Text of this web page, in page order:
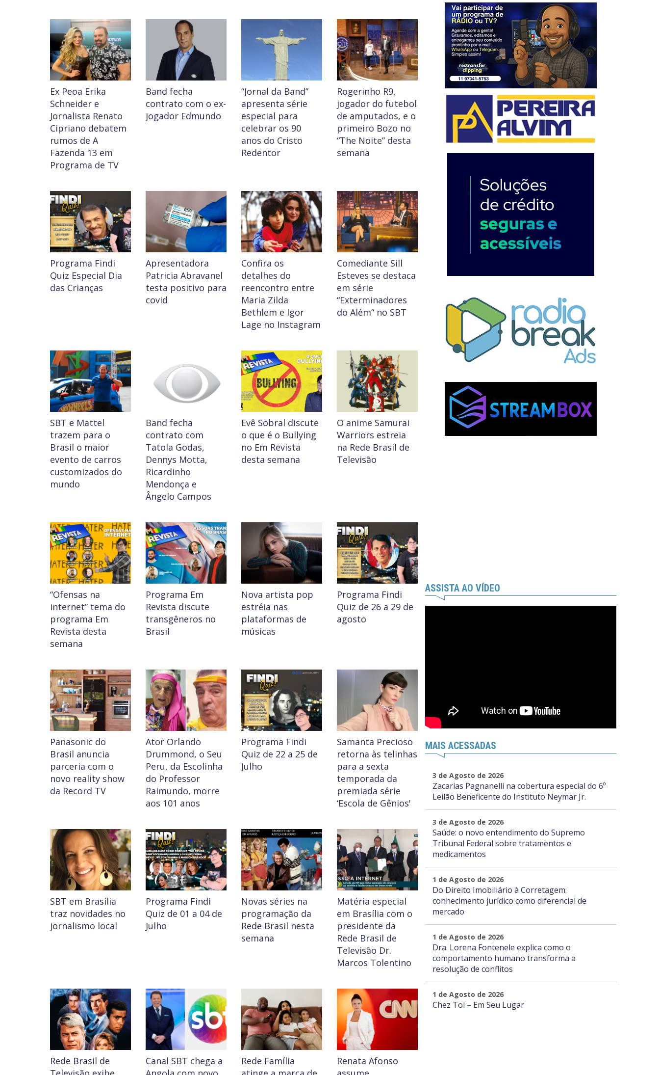
Ex Peoa Erika
Schneider e
Jornalista Renato
Cipriano debatem
rumos de A
Fazenda 13 em
Programa de TV
Band fecha
contrato com o ex-
jogador Edmundo
“Jornal da Band”
apresenta série
especial para
celebrar os 90
anos do Cristo
Redentor
Rogerinho R9,
jogador do futebol
de amputados, e o
primeiro Bozo no
“The Noite” desta
semana
Programa Findi
Quiz Especial Dia
das Crianças
Apresentadora
Patricia Abravanel
testa positivo para
covid
Confira os
detalhes do
reencontro entre
Maria Zilda
Bethlem e Igor
Lage no Instagram
Comediante Sill
Esteves se destaca
em série
“Exterminadores
do Além“ no SBT
SBT e Mattel
trazem para o
Brasil o maior
evento de carros
customizados do
mundo
Band fecha
contrato com
Tatola Godas,
Dennys Motta,
Ricardinho
Mendonça e
Ângelo Campos
Evê Sobral discute
o que é o Bullying
no Em Revista
desta semana
O anime Samurai
Warriors estreia
na Rede Brasil de
Televisão
“Ofensas na
internet” tema do
programa Em
Revista desta
semana
Programa Em
Revista discute
transgêneros no
Brasil
Nova artista pop
estréia nas
plataformas de
músicas
Programa Findi
Quiz de 26 a 29 de
agosto
Panasonic do
Brasil anuncia
parceria com o
novo reality show
da Record TV
Ator Orlando
Drummond, o Seu
Peru, da Escolinha
do Professor
Raimundo, morre
aos 101 anos
Programa Findi
Quiz de 22 a 25 de
Julho
Samanta Precioso
retorna às telinhas
para a sexta
temporada da
premiada série
‘Escola de Gênios'
SBT em Brasília
traz novidades no
jornalismo local
Programa Findi
Quiz de 01 a 04 de
Julho
Novas séries na
programação da
Rede Brasil nesta
semana
Matéria especial
em Brasília com o
presidente da
Rede Brasil de
Televisão Dr.
Marcos Tolentino
Rede Brasil de
Canal SBT chega a
Rede Família
Renata Afonso
ASSISTA AO VÍDEO
MAIS ACESSADAS
3 de Agosto de 2026
Zacarias Pagnanelli na cobertura especial do 6º
Leilão Beneficente do Instituto Neymar Jr.
3 de Agosto de 2026
Saúde: o novo entendimento do Supremo
Tribunal Federal sobre tratamentos e
medicamentos
1 de Agosto de 2026
Do Direito Imobiliário à Corretagem:
conhecimento jurídico como diferencial de
mercado
1 de Agosto de 2026
Dra. Lorena Fontenele explica como o
comportamento humano transforma a
resolução de conflitos
1 de Agosto de 2026
Chez Toi – Em Seu Lugar